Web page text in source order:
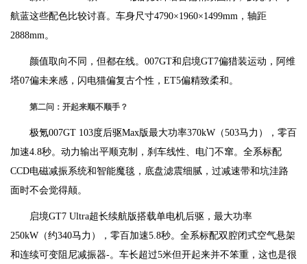
航蓝这些配色比较讨喜。车身尺寸4790×1960×1499mm，轴距
2888mm。
颜值取向不同，但都在线。007GT和启境GT7偏猎装运动，阿维
塔07偏未来感，闪电猫偏复古个性，ET5偏精致柔和。
第二问：开起来顺不顺手？
极氪007GT 103度后驱Max版最大功率370kW（503马力），零百
加速4.8秒。动力输出平顺克制，刹车线性、电门不窜。全系标配
CCD电磁减振系统和智能魔毯，底盘滤震细腻，过减速带和坑洼路
面时不会觉得颠。
启境GT7 Ultra超长续航版搭载单电机后驱，最大功率
250kW（约340马力），零百加速5.8秒。全系标配双腔闭式空气悬架
和连续可变阻尼减振器-。车长超过5米但开起来并不笨重，这也是很